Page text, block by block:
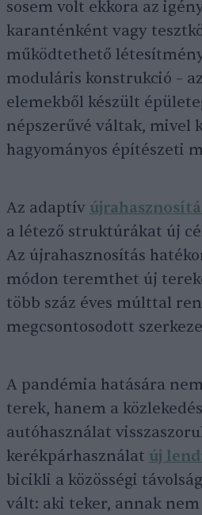
sosem volt ekkora az
karanténként vagy
működtethető
moduláris konstrukció –
elemekből készült
népszerűvé váltak, mivel
hagyományos építészeti
Az adaptív
a létező struktúrákat új
Az újrahasznosítás
módon teremthet új
több száz éves múlttal
megcsontosodott
A pandémia hatására
terek, hanem a
autóhasználat
kerékpárhasználat új
bicikli a közösségi
vált: aki teker, annak